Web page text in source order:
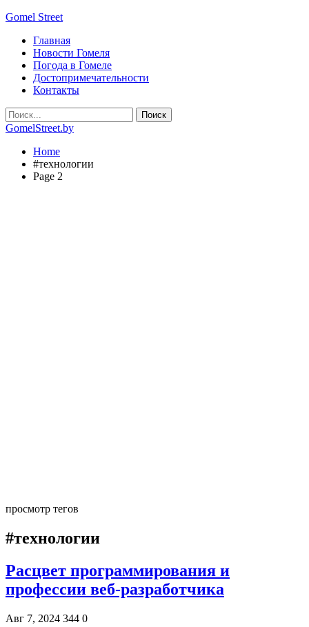
Gomel Street
Главная
Новости Гомеля
Погода в Гомеле
Достопримечательности
Контакты
GomelStreet.by
Home
#технологии
Page 2
просмотр тегов
#технологии
Расцвет программирования и
профессии веб-разработчика
Авг 7, 2024 344 0